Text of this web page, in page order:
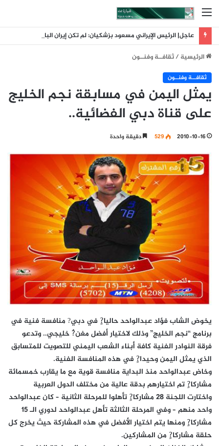
القائمة
الرئيسية/ثقافــة وفنــون
ثقافــة وفنــون
يمثل اليمن في مسابقة نجم الخليج
على قناة دبي الفضائية..
2010-10-16
529 دقيقة واحدة
يخوض الشاب فؤاد عبدالواحد حاليا?ٍ في دبي? منافسة فنية في
برنامج “نجم الخليج” وذلك لاختيار أفضل مغن?ُ خليجي.. وتدعو
فرقة النوادر الفنية كافة أبناء الشعب اليمني للتصويت للمتسابق
الذي يمثل اليمن وحيدا?ٍ في هذه المنافسة الفنية.
وخاض عبدالواحد منذ البداية منافسة قوية مع ما يقارب خمسمائة
مشاركا?ٍ تم اختيارهم بدقة عالية من مختلف الدول العربية
واختارت اللجنة 28 مشاركا?ٍ تأهلوا للمرحلة الثانية – كان عبدالواحد
واحد منهم – وفي المرحلة الثالثة تأهل عبدالواحد لدوري الـ 15
مشاركا?ٍ ومنها يتم اختيار الأفضل في هذه المشاركة حيث يخرج كل
حلقة مشاركا?ٍ من المشاركين.